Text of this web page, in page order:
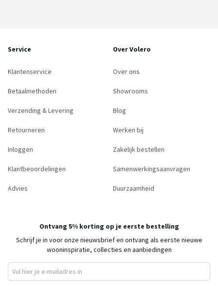
Service
Klantenservice
Betaalmethoden
Verzending & Levering
Retourneren
Inloggen
Klantbeoordelingen
Advies
Over Volero
Over ons
Showrooms
Blog
Werken bij
Zakelijk bestellen
Samenwerkingsaanvragen
Duurzaamheid
Ontvang 5% korting op je eerste bestelling
Schrijf je in voor onze nieuwsbrief en ontvang als eerste nieuwe
wooninspiratie, collecties en aanbiedingen